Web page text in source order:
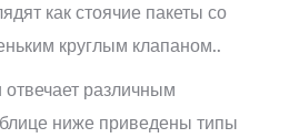
как стоячие пакеты со
круглым клапаном..
различным
ниже приведены типы